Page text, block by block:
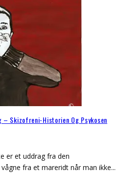
– Skizofreni-Historien Og Psykosen
er et uddrag fra den
fra et mareridt når man ikke...